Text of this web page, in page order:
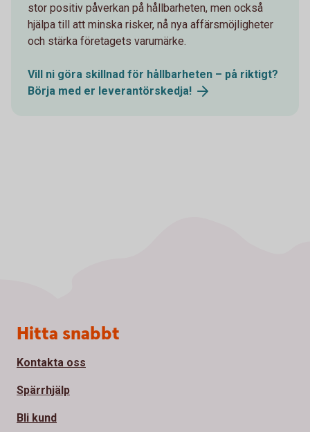
stor positiv påverkan på hållbarheten, men också
hjälpa till att minska risker, nå nya affärsmöjligheter
och stärka företagets varumärke.
Vill ni göra skillnad för hållbarheten – på riktigt?
Börja med er leverantörskedja!
Sidfot
Hitta snabbt
Kontakta oss
Spärrhjälp
Bli kund